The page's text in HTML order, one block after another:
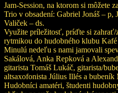
Jam-Session, na ktorom si môžete
Trio v obsadení: Gabriel Jonáš – p,
Valiček – ds.
Využite príležitosť, príďte si zahrať/
rytmikou do hudobného klubu Kafé
Minulú nedeľu s nami jamovali
Sakálová, Anka Repková a
gitarista Tomáš Lukáč, gitarista/
altsaxofonista Július Illés a
Hudobníci amatéri, študenti